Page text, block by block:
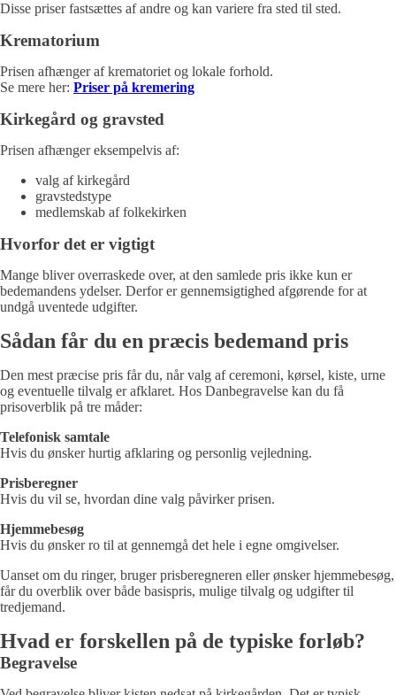
Disse priser fastsættes af andre og kan variere fra sted til sted.
Krematorium
Prisen afhænger af krematoriet og lokale forhold.
Se mere her: Priser på kremering
Kirkegård og gravsted
Prisen afhænger eksempelvis af:
valg af kirkegård
gravstedstype
medlemskab af folkekirken
Hvorfor det er vigtigt
Mange bliver overraskede over, at den samlede pris ikke kun er
bedemandens ydelser. Derfor er gennemsigtighed afgørende for at
undgå uventede udgifter.
Sådan får du en præcis bedemand pris
Den mest præcise pris får du, når valg af ceremoni, kørsel, kiste, urne
og eventuelle tilvalg er afklaret. Hos Danbegravelse kan du få
prisoverblik på tre måder:
Telefonisk samtale
Hvis du ønsker hurtig afklaring og personlig vejledning.
Prisberegner
Hvis du vil se, hvordan dine valg påvirker prisen.
Hjemmebesøg
Hvis du ønsker ro til at gennemgå det hele i egne omgivelser.
Uanset om du ringer, bruger prisberegneren eller ønsker hjemmebesøg,
får du overblik over både basispris, mulige tilvalg og udgifter til
tredjemand.
Hvad er forskellen på de typiske forløb?
Begravelse